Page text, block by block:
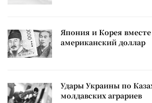
Япония и Корея
американский доллар
Удары Украины по
молдавских аграриев